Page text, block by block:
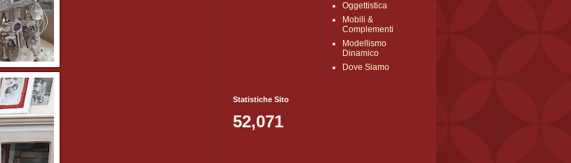
Oggettistica
Mobili &
Complementi
Modellismo
Dinamico
Dove Siamo
Statistiche Sito
52,071